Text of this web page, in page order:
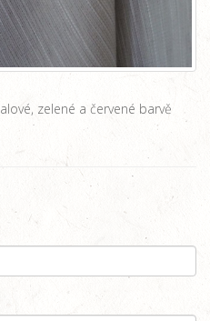
zelené a červené barvě